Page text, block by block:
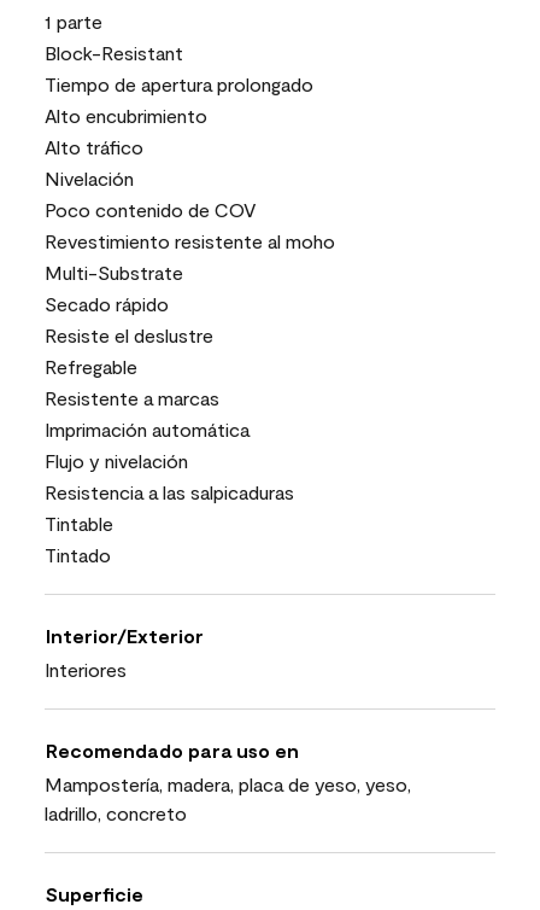
1 parte
Block-Resistant
Tiempo de apertura prolongado
Alto encubrimiento
Alto tráfico
Nivelación
Poco contenido de COV
Revestimiento resistente al moho
Multi-Substrate
Secado rápido
Resiste el deslustre
Refregable
Resistente a marcas
Imprimación automática
Flujo y nivelación
Resistencia a las salpicaduras
Tintable
Tintado
Interior/Exterior
Interiores
Recomendado para uso en
Mampostería, madera, placa de yeso, yeso,
ladrillo, concreto
Superficie